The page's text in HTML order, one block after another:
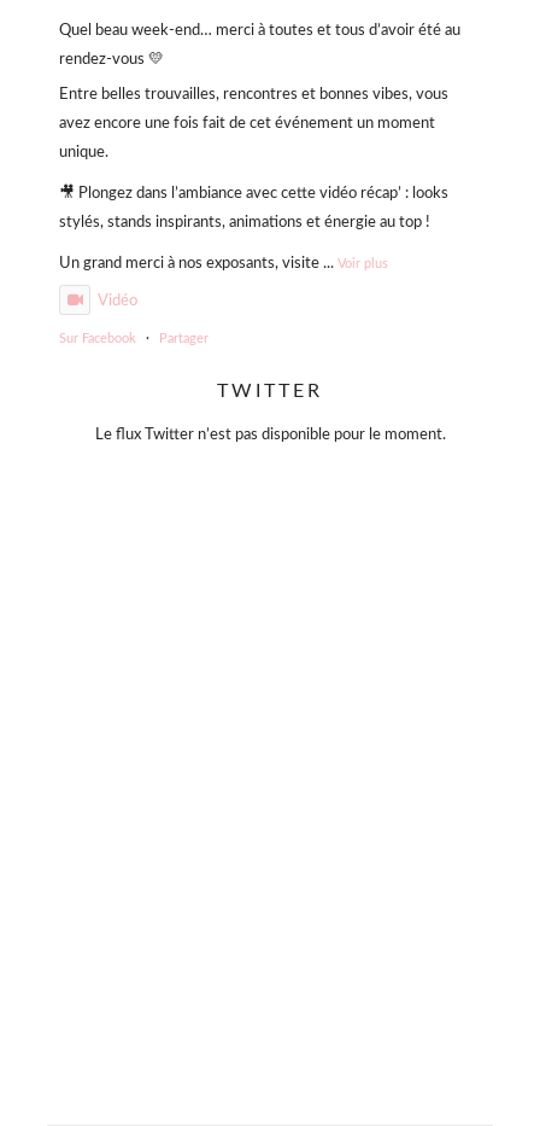
Quel beau week-end… merci à toutes et tous d’avoir été au
rendez-vous 💛
Entre belles trouvailles, rencontres et bonnes vibes, vous
avez encore une fois fait de cet événement un moment
unique.
🎥 Plongez dans l’ambiance avec cette vidéo récap’ : looks
stylés, stands inspirants, animations et énergie au top !
Un grand merci à nos exposants, visite ... Voir plus
Vidéo
Sur Facebook · Partager
4 mois il y a
TWITTER
Le flux Twitter n’est pas disponible pour le moment.